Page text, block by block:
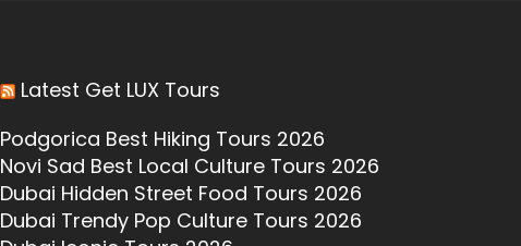
Latest Get LUX Tours
Podgorica Best Hiking Tours 2026
Novi Sad Best Local Culture Tours 2026
Dubai Hidden Street Food Tours 2026
Dubai Trendy Pop Culture Tours 2026